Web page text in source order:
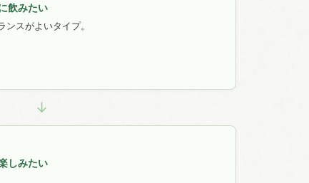
飲みたい
スがよいタイプ。
↓
しみたい